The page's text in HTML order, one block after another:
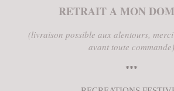
RETRAIT A MON
(livraison possible aux alentours,
avant toute commande)
***